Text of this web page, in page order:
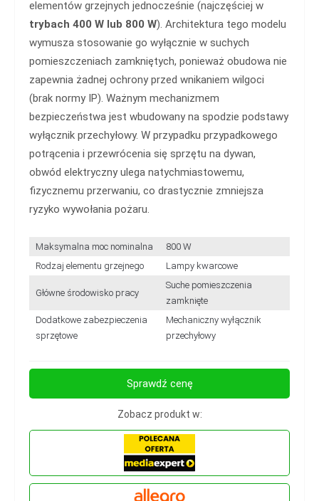
elementów grzejnych jednocześnie (najczęściej w
trybach 400 W lub 800 W). Architektura tego modelu
wymusza stosowanie go wyłącznie w suchych
pomieszczeniach zamkniętych, ponieważ obudowa nie
zapewnia żadnej ochrony przed wnikaniem wilgoci
(brak normy IP). Ważnym mechanizmem
bezpieczeństwa jest wbudowany na spodzie podstawy
wyłącznik przechyłowy. W przypadku przypadkowego
potrącenia i przewrócenia się sprzętu na dywan,
obwód elektryczny ulega natychmiastowemu,
fizycznemu przerwaniu, co drastycznie zmniejsza
ryzyko wywołania pożaru.
Maksymalna moc nominalna
800 W
Rodzaj elementu grzejnego
Lampy kwarcowe
Główne środowisko pracy
Suche pomieszczenia
zamknięte
Dodatkowe zabezpieczenia
sprzętowe
Mechaniczny wyłącznik
przechyłowy
Sprawdź cenę
Zobacz produkt w: